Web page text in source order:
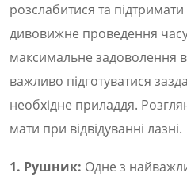
розслабитися та
дивовижне проведення
максимальне задоволення
важливо підготуватися
необхідне приладдя.
мати при відвідуванні лазні.
1. Рушник: Одне з